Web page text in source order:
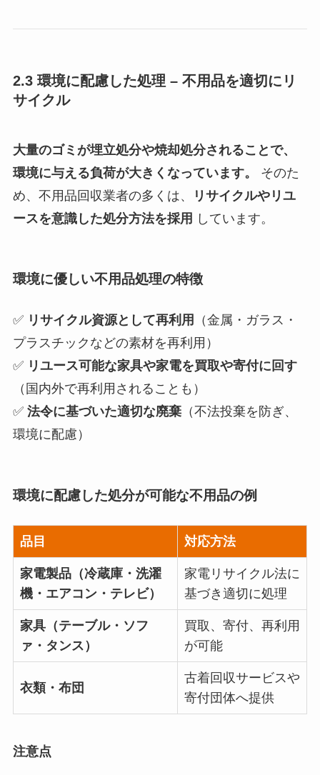
2.3 環境に配慮した処理 – 不用品を適切にリ
サイクル
大量のゴミが埋立処分や焼却処分されることで、
環境に与える負荷が大きくなっています。
そのた
め、不用品回収業者の多くは、
リサイクルやリユ
ースを意識した処分方法を採用 しています。
環境に優しい不用品処理の特徴
✅ リサイクル資源として再利用
（金属・ガラス・
プラスチックなどの素材を再利用）
✅ リユース可能な家具や家電を買取や寄付に回す
（国内外で再利用されることも）
✅ 法令に基づいた適切な廃棄（不法投棄を防ぎ、
環境に配慮）
環境に配慮した処分が可能な不用品の例
品目 対応方法
家電製品（冷蔵庫・洗濯
機・エアコン・テレビ）
家電リサイクル法に
基づき適切に処理
家具（テーブル・ソフ
ァ・タンス）
買取、寄付、再利用
が可能
衣類・布団
古着回収サービスや
寄付団体へ提供
注意点